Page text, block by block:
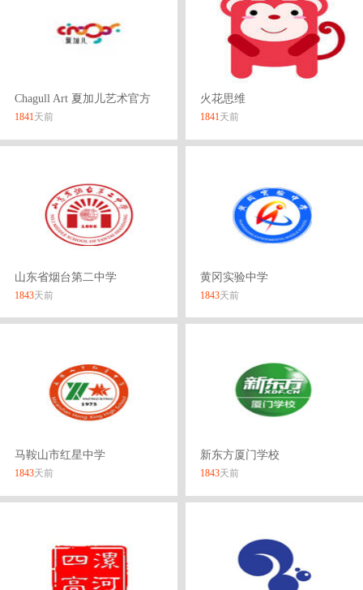
Chagull Art 夏加儿艺术官方
1841天前
火花思维
1841天前
山东省烟台第二中学
1843天前
黄冈实验中学
1843天前
马鞍山市红星中学
1843天前
新东方厦门学校
1843天前